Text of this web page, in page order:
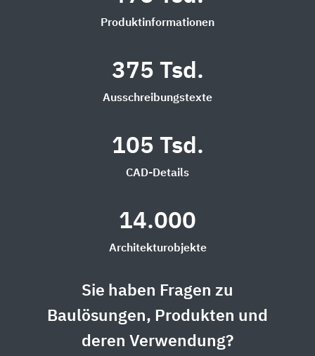
Produktinformationen
375 Tsd.
Ausschreibungstexte
105 Tsd.
CAD-Details
14.000
Architekturobjekte
Sie haben Fragen zu
Baulösungen, Produkten und
deren Verwendung?